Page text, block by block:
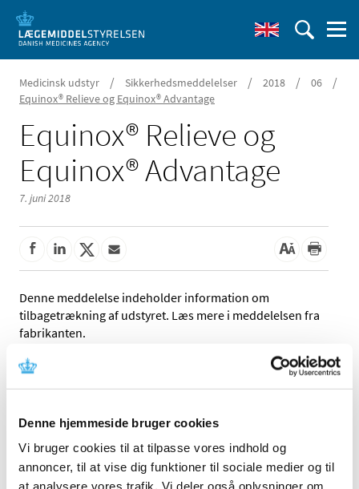
Denne hjemmeside bruger cookies
Vi bruger cookies til at tilpasse vores indhold og
annoncer, til at vise dig funktioner til sociale medier og til
at analysere vores trafik. Vi deler også oplysninger om
Medicinsk udstyr / Sikkerhedsmeddelelser / 2018 / 06 /
Equinox® Relieve og Equinox® Advantage
Equinox® Relieve og
Equinox® Advantage
7. juni 2018
Denne meddelelse indeholder information om
tilbagetrækning af udstyret. Læs mere i meddelelsen fra
fabrikanten.
Referencer
Fabrikant: O-Two Medical Technologies Inc.
Fabrikantens referencenummer: FSCA-2018-01
Lægemiddelstyrelsens sagsnummer:
2018060912